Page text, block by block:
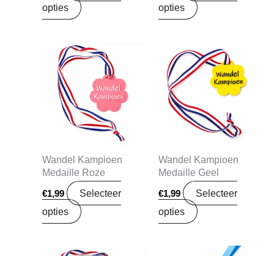
opties
opties
Wandel Kampioen
Medaille Roze
€1,99
Selecteer
opties
Wandel Kampioen
Medaille Geel
€1,99
Selecteer
opties